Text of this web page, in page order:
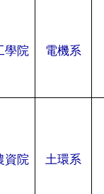
學院 電機系
資院 土環系